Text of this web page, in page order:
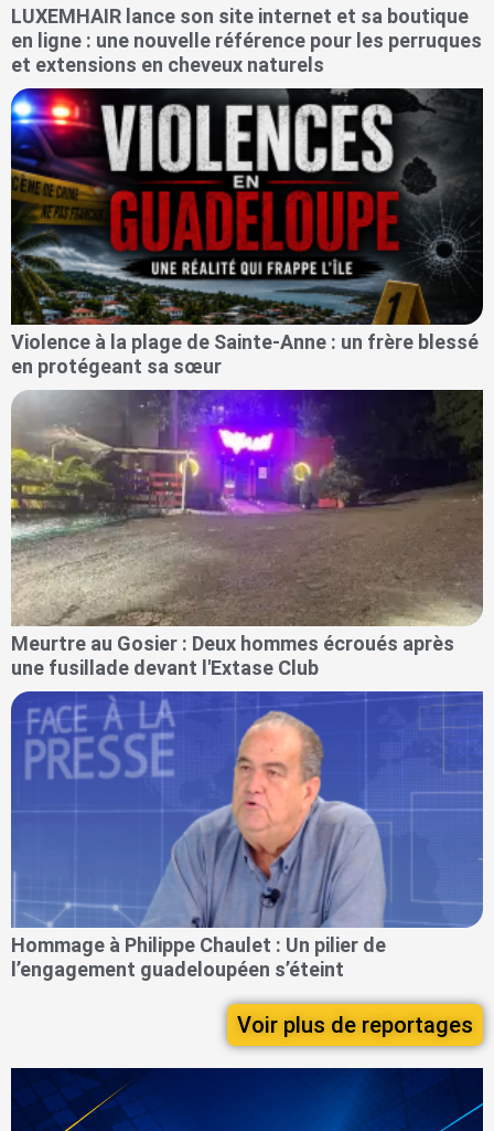
LUXEMHAIR lance son site internet et sa boutique
en ligne : une nouvelle référence pour les perruques
et extensions en cheveux naturels
Violence à la plage de Sainte-Anne : un frère blessé
en protégeant sa sœur
Meurtre au Gosier : Deux hommes écroués après
une fusillade devant l'Extase Club
Hommage à Philippe Chaulet : Un pilier de
l’engagement guadeloupéen s’éteint
Voir plus de reportages